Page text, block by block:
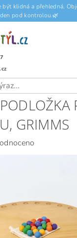
být klidná a přehledná.
pod kontrolou.🌿
GRIMMS